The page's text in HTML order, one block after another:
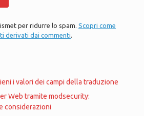
per ridurre lo spam. Scopri come
derivati dai commenti
i valori dei campi della traduzione
Web tramite modsecurity:
considerazioni